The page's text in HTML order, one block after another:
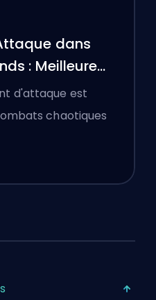
dans
: Meilleures
d'attaque est
chaotiques